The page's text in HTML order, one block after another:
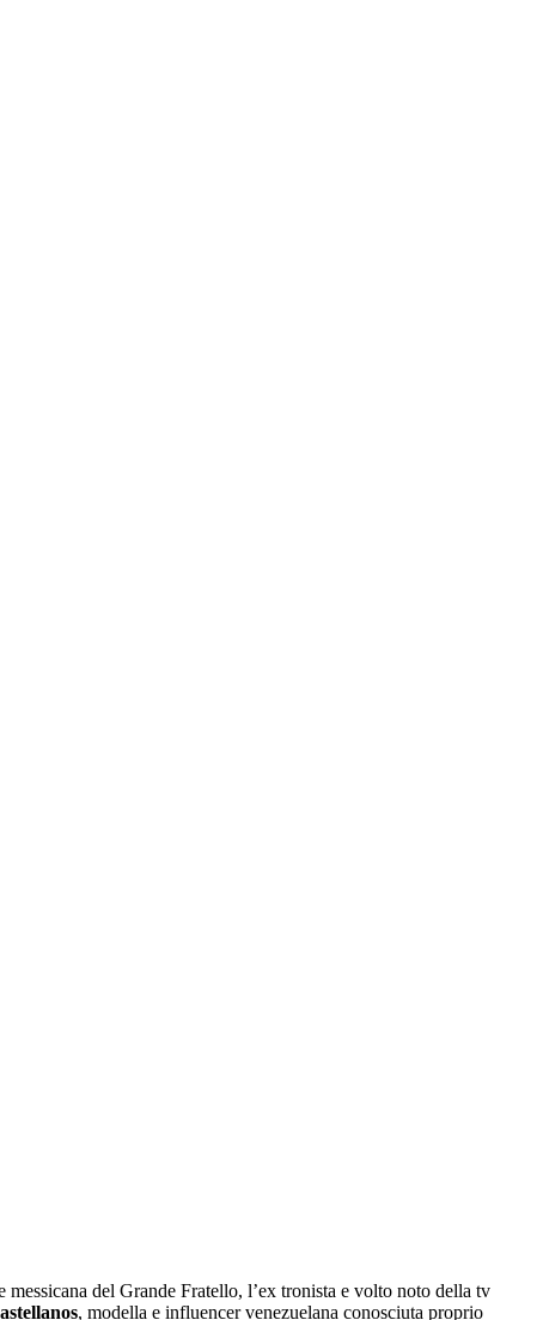
del Grande Fratello, l’ex tronista e volto noto della tv
, modella e influencer venezuelana conosciuta proprio